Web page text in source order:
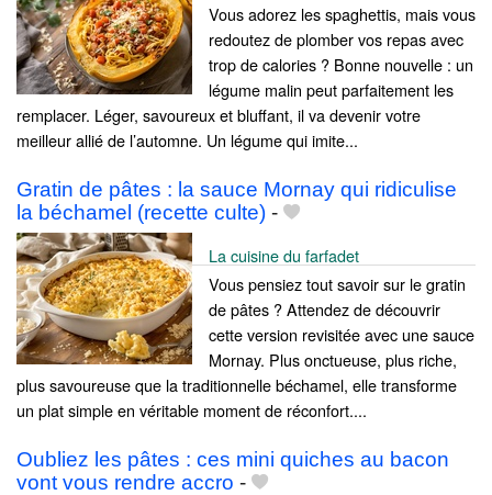
Vous adorez les spaghettis, mais vous
redoutez de plomber vos repas avec
trop de calories ? Bonne nouvelle : un
légume malin peut parfaitement les
remplacer. Léger, savoureux et bluffant, il va devenir votre
meilleur allié de l’automne. Un légume qui imite...
Gratin de pâtes : la sauce Mornay qui ridiculise
la béchamel (recette culte) -
La cuisine du farfadet
Vous pensiez tout savoir sur le gratin
de pâtes ? Attendez de découvrir
cette version revisitée avec une sauce
Mornay. Plus onctueuse, plus riche,
plus savoureuse que la traditionnelle béchamel, elle transforme
un plat simple en véritable moment de réconfort....
Oubliez les pâtes : ces mini quiches au bacon
vont vous rendre accro -